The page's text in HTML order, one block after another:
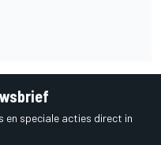
speciale acties direct in